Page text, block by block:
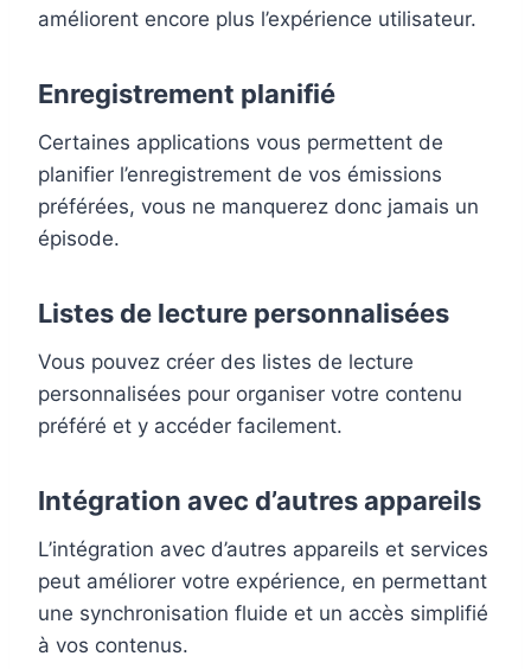
améliorent encore plus l’expérience utilisateur.
Enregistrement planifié
Certaines applications vous permettent de
planifier l’enregistrement de vos émissions
préférées, vous ne manquerez donc jamais un
épisode.
Listes de lecture personnalisées
Vous pouvez créer des listes de lecture
personnalisées pour organiser votre contenu
préféré et y accéder facilement.
Intégration avec d’autres appareils
L’intégration avec d’autres appareils et services
peut améliorer votre expérience, en permettant
une synchronisation fluide et un accès simplifié
à vos contenus.